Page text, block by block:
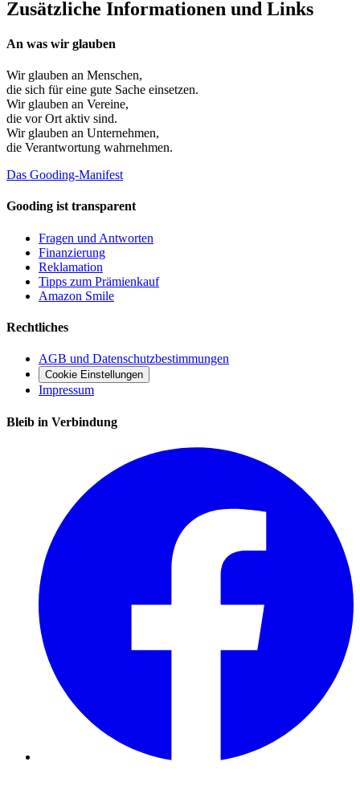
Zusätzliche Informationen und Links
An was wir glauben
Wir glauben an Menschen,
die sich für eine gute Sache einsetzen.
Wir glauben an Vereine,
die vor Ort aktiv sind.
Wir glauben an Unternehmen,
die Verantwortung wahrnehmen.
Das Gooding-Manifest
Gooding ist transparent
Fragen und Antworten
Finanzierung
Reklamation
Tipps zum Prämienkauf
Amazon Smile
Rechtliches
AGB und Datenschutzbestimmungen
Cookie Einstellungen
Impressum
Bleib in Verbindung